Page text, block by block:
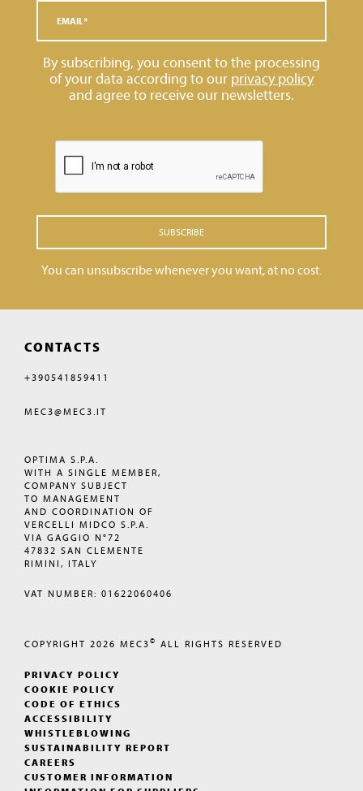
By subscribing, you consent to the processing
of your data according to our privacy policy
and agree to receive our newsletters.
SUBSCRIBE
You can unsubscribe whenever you want, at no cost.
CONTACTS
+390541859411
MEC3@MEC3.IT
OPTIMA S.P.A.
WITH A SINGLE MEMBER,
COMPANY SUBJECT
TO MANAGEMENT
AND COORDINATION OF
VERCELLI MIDCO S.P.A.
VIA GAGGIO N°72
47832 SAN CLEMENTE
RIMINI, ITALY
VAT NUMBER: 01622060406
COPYRIGHT 2026 MEC3© ALL RIGHTS RESERVED
PRIVACY POLICY
COOKIE POLICY
CODE OF ETHICS
ACCESSIBILITY
WHISTLEBLOWING
SUSTAINABILITY REPORT
CAREERS
CUSTOMER INFORMATION